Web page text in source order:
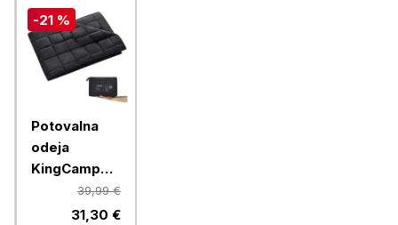
-21 %
Potovalna
odeja
KingCamp
KS2013, 200
x 144 cm,
39,99 €
31,30 €